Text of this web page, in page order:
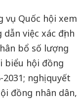
vụ Quốc hội xem
việc xác định
bổ số lượng
biểu hội đồng
nghị quyết
đồng nhân dân,